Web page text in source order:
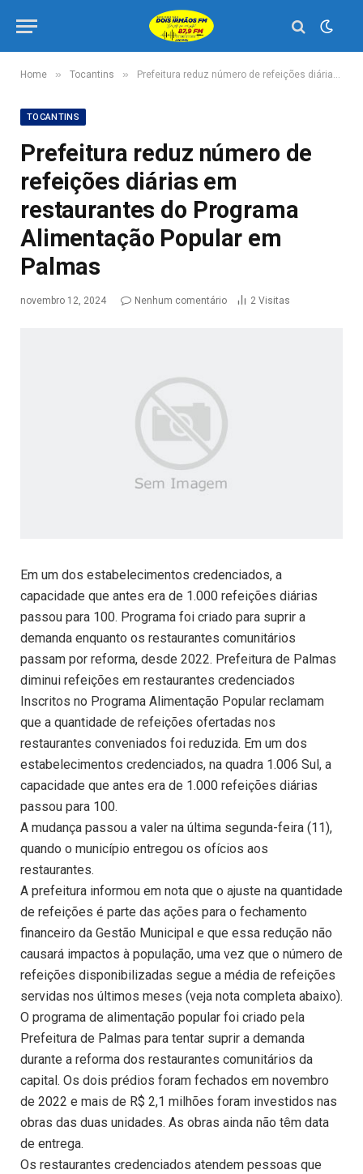
Home » Tocantins » Prefeitura reduz número de refeições diárias em restaurantes do Programa Alimentação Popular em Palmas
TOCANTINS
Prefeitura reduz número de
refeições diárias em
restaurantes do Programa
Alimentação Popular em
Palmas
novembro 12, 2024 Nenhum comentário 2 Visitas
Em um dos estabelecimentos credenciados, a
capacidade que antes era de 1.000 refeições diárias
passou para 100. Programa foi criado para suprir a
demanda enquanto os restaurantes comunitários
passam por reforma, desde 2022. Prefeitura de Palmas
diminui refeições em restaurantes credenciados
Inscritos no Programa Alimentação Popular reclamam
que a quantidade de refeições ofertadas nos
restaurantes conveniados foi reduzida. Em um dos
estabelecimentos credenciados, na quadra 1.006 Sul, a
capacidade que antes era de 1.000 refeições diárias
passou para 100.
A mudança passou a valer na última segunda-feira (11),
quando o município entregou os ofícios aos
restaurantes.
A prefeitura informou em nota que o ajuste na quantidade
de refeições é parte das ações para o fechamento
financeiro da Gestão Municipal e que essa redução não
causará impactos à população, uma vez que o número de
refeições disponibilizadas segue a média de refeições
servidas nos últimos meses (veja nota completa abaixo).
O programa de alimentação popular foi criado pela
Prefeitura de Palmas para tentar suprir a demanda
durante a reforma dos restaurantes comunitários da
capital. Os dois prédios foram fechados em novembro
de 2022 e mais de R$ 2,1 milhões foram investidos nas
obras das duas unidades. As obras ainda não têm data
de entrega.
Os restaurantes credenciados atendem pessoas que